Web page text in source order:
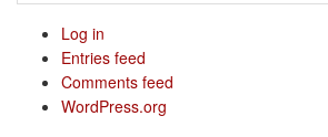
Log in
Entries feed
Comments feed
WordPress.org